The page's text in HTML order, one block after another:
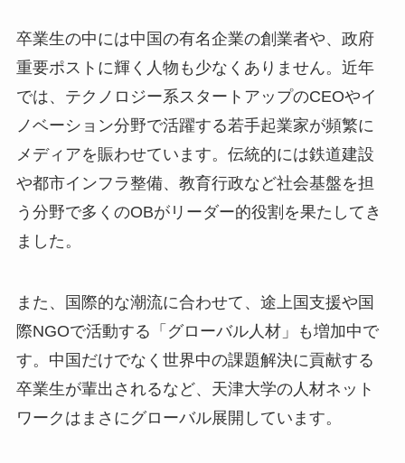
卒業生の中には中国の有名企業の創業者や、政府
重要ポストに輝く人物も少なくありません。近年
では、テクノロジー系スタートアップのCEOやイ
ノベーション分野で活躍する若手起業家が頻繁に
メディアを賑わせています。伝統的には鉄道建設
や都市インフラ整備、教育行政など社会基盤を担
う分野で多くのOBがリーダー的役割を果たしてき
ました。
また、国際的な潮流に合わせて、途上国支援や国
際NGOで活動する「グローバル人材」も増加中で
す。中国だけでなく世界中の課題解決に貢献する
卒業生が輩出されるなど、天津大学の人材ネット
ワークはまさにグローバル展開しています。